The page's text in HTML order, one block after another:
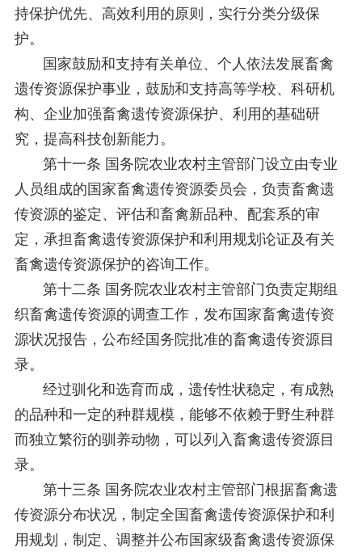
持保护优先、高效利用的原则，实行分类分级保
护。
国家鼓励和支持有关单位、个人依法发展畜禽
遗传资源保护事业，鼓励和支持高等学校、科研机
构、企业加强畜禽遗传资源保护、利用的基础研
究，提高科技创新能力。
第十一条 国务院农业农村主管部门设立由专业
人员组成的国家畜禽遗传资源委员会，负责畜禽遗
传资源的鉴定、评估和畜禽新品种、配套系的审
定，承担畜禽遗传资源保护和利用规划论证及有关
畜禽遗传资源保护的咨询工作。
第十二条 国务院农业农村主管部门负责定期组
织畜禽遗传资源的调查工作，发布国家畜禽遗传资
源状况报告，公布经国务院批准的畜禽遗传资源目
录。
经过驯化和选育而成，遗传性状稳定，有成熟
的品种和一定的种群规模，能够不依赖于野生种群
而独立繁衍的驯养动物，可以列入畜禽遗传资源目
录。
第十三条 国务院农业农村主管部门根据畜禽遗
传资源分布状况，制定全国畜禽遗传资源保护和利
用规划，制定、调整并公布国家级畜禽遗传资源保